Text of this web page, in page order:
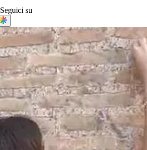
Seguici su